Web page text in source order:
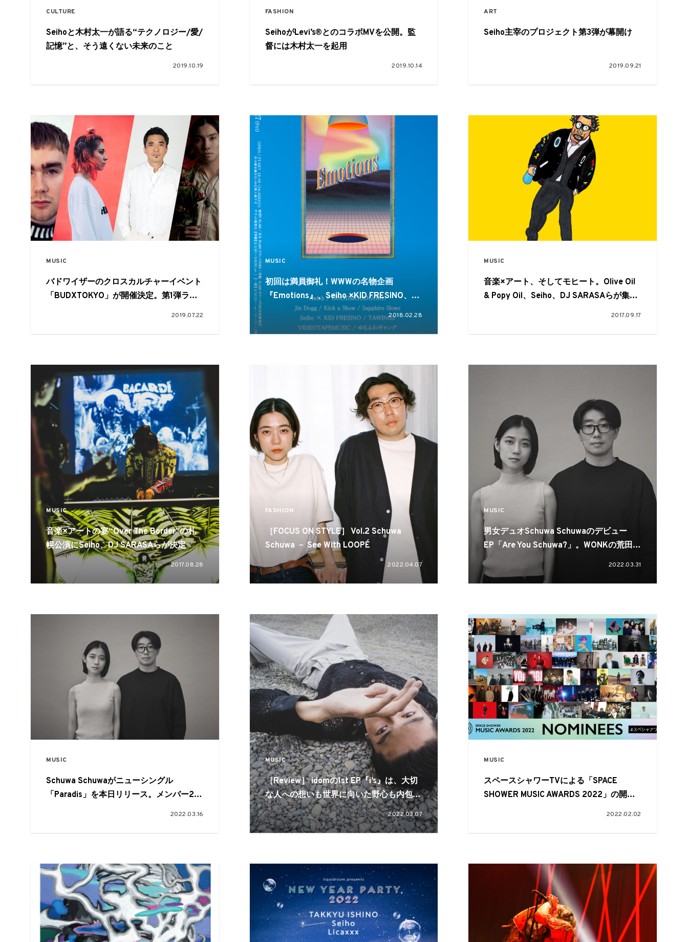
CULTURE
Seihoと木村太一が語る“テクノロジー/愛/
記憶”と、そう遠くない未来のこと
2019.10.19
FASHION
SeihoがLevi’s®とのコラボMVを公開。監
督には木村太一を起用
2019.10.14
ART
Seiho主宰のプロジェクト第3弾が幕開け
2019.09.21
MUSIC
バドワイザーのクロスカルチャーイベント
「BUDXTOKYO」が開催決定。第1弾ライ
2019.07.22
MUSIC
初回は満員御礼！WWWの名物企画
『Emotions』、Seiho ×KID FRESINO、ゆ
るふわギャング、韓国からは”CIFIKA”など
2018.02.28
MUSIC
音楽×アート、そしてモヒート。Olive Oil
& Popy Oil、Seiho、DJ SARASAらが集
2017.09.17
MUSIC
音楽×アートの宴“Over The Border”の札
幌公演にSeiho、DJ SARASAらが決定
2017.08.28
FASHION
［FOCUS ON STYLE］ Vol.2 Schuwa
Schuwa － See With LOOPÉ
2022.04.07
MUSIC
男女デュオSchuwa Schuwaのデビュー
EP「Are You Schuwa?」。WONKの荒田
洸、井上幹らが参加
2022.03.31
MUSIC
Schuwa Schuwaがニューシングル
「Paradis」を本日リリース。メンバー2人
2022.03.16
MUSIC
［Review］ idomの1st EP『i’s』は、大切
な人への想いも世界に向いた野心も内包し
た、聴覚も視覚も刺激する渾身の作品に
2022.03.07
MUSIC
スペースシャワーTVによる「SPACE
SHOWER MUSIC AWARDS 2022」の開催&
2022.02.02